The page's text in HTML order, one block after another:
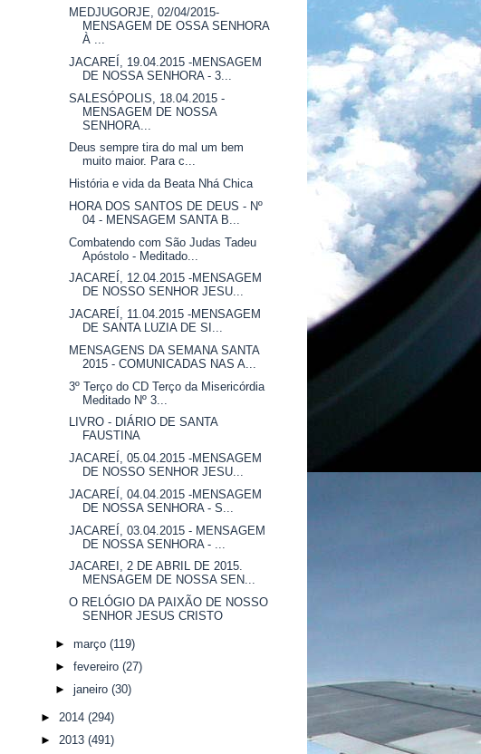
MEDJUGORJE, 02/04/2015-
MENSAGEM DE OSSA SENHORA
À ...
JACAREÍ, 19.04.2015 -MENSAGEM
DE NOSSA SENHORA - 3...
SALESÓPOLIS, 18.04.2015 -
MENSAGEM DE NOSSA
SENHORA...
Deus sempre tira do mal um bem
muito maior. Para c...
História e vida da Beata Nhá Chica
HORA DOS SANTOS DE DEUS - Nº
04 - MENSAGEM SANTA B...
Combatendo com São Judas Tadeu
Apóstolo - Meditado...
JACAREÍ, 12.04.2015 -MENSAGEM
DE NOSSO SENHOR JESU...
JACAREÍ, 11.04.2015 -MENSAGEM
DE SANTA LUZIA DE SI...
MENSAGENS DA SEMANA SANTA
2015 - COMUNICADAS NAS A...
3º Terço do CD Terço da Misericórdia
Meditado Nº 3...
LIVRO - DIÁRIO DE SANTA
FAUSTINA
JACAREÍ, 05.04.2015 -MENSAGEM
DE NOSSO SENHOR JESU...
JACAREÍ, 04.04.2015 -MENSAGEM
DE NOSSA SENHORA - S...
JACAREÍ, 03.04.2015 - MENSAGEM
DE NOSSA SENHORA - ...
JACAREI, 2 DE ABRIL DE 2015.
MENSAGEM DE NOSSA SEN...
O RELÓGIO DA PAIXÃO DE NOSSO
SENHOR JESUS CRISTO
► março (119)
► fevereiro (27)
► janeiro (30)
► 2014 (294)
► 2013 (491)